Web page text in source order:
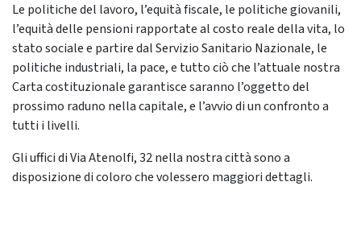
Le politiche del lavoro, l’equità fiscale, le politiche giovanili,
l’equità delle pensioni rapportate al costo reale della vita, lo
stato sociale e partire dal Servizio Sanitario Nazionale, le
politiche industriali, la pace, e tutto ciò che l’attuale nostra
Carta costituzionale garantisce saranno l’oggetto del
prossimo raduno nella capitale, e l’avvio di un confronto a
tutti i livelli.
Gli uffici di Via Atenolfi, 32 nella nostra città sono a
disposizione di coloro che volessero maggiori dettagli.